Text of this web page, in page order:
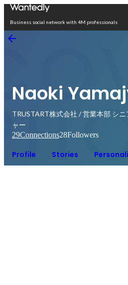
Business social network with 4M professionals
Naoki
TRUSTART株式会社 / 営業本部 シニ
ャー
29Connections28Followers
Profile Stories